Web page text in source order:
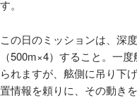
す。
この日のミッションは、深
（500m×4）すること。一
られますが、舷側に吊り下
置情報を頼りに、その動きを